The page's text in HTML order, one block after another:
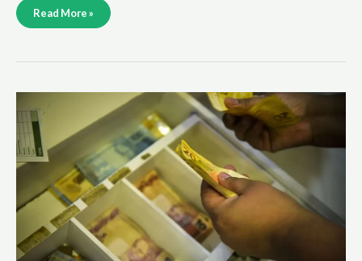
Read More »
Desenrola
renegociação
de
dívidas
da
Faixa
2
começa
na
segunda